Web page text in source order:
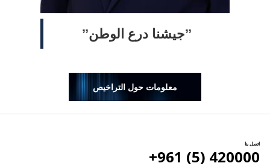
ˮجيشنا درع الوطنˮ
معلومات حول التراخيص
اتصل بنا
420000 (5) 961+